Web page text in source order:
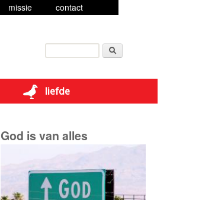
missie contact
liefde
God is van alles